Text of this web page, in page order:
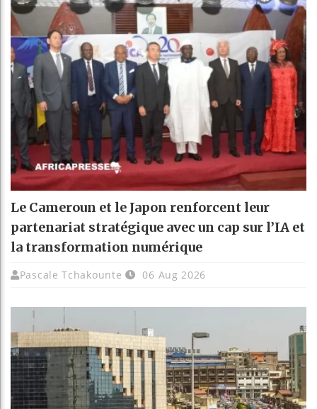
Le Cameroun et le Japon renforcent leur
partenariat stratégique avec un cap sur l’IA et
la transformation numérique
Pascale Tchakounte 06 Aug 2026